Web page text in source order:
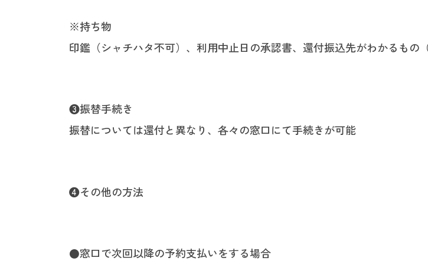
※持ち物
印鑑（シャチハタ不可）、利用中止日の承認書、還付振込先がわかるもの（
❸振替手続き
振替については還付と異なり、各々の窓口にて手続きが可能
❹その他の方法
●窓口で次回以降の予約支払いをする場合